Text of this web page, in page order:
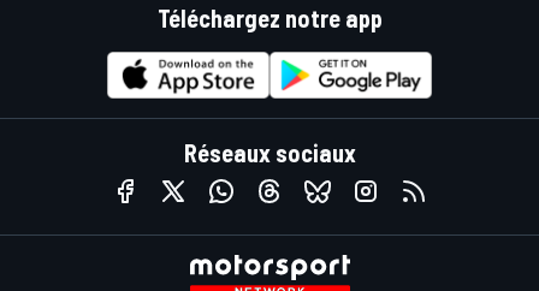
Téléchargez notre app
Réseaux sociaux